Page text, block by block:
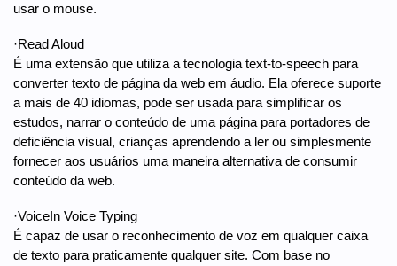
usar o mouse.
·Read Aloud
É uma extensão que utiliza a tecnologia text-to-speech para
converter texto de página da web em áudio. Ela oferece suporte
a mais de 40 idiomas, pode ser usada para simplificar os
estudos, narrar o conteúdo de uma página para portadores de
deficiência visual, crianças aprendendo a ler ou simplesmente
fornecer aos usuários uma maneira alternativa de consumir
conteúdo da web.
·VoiceIn Voice Typing
É capaz de usar o reconhecimento de voz em qualquer caixa
de texto para praticamente qualquer site. Com base no